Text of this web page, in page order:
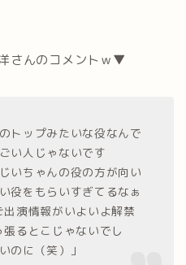
さんのコメントｗ▼
トップみたいな役なんで
い人じゃないです
いちゃんの役の方が向い
役をもらいすぎてるなぁ
演情報がいよいよ解禁
るとこじゃないでし
のに（笑）」